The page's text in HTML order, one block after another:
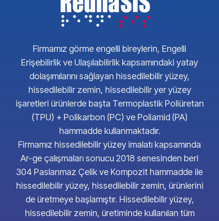
Firmamız görme engelli bireylerin, Engelli
Erişebilirlik ve Ulaşılabilirlik kapsamındaki yatay
dolaşımılarını sağlayan hissedilebilir yüzey,
hissedilebilir zemin, hissedilebilir yer yüzey
işaretleri ürünlerde başta Termoplastik Poliüretan
(TPU) + Polikarbon (PC) ve Poliamid (PA)
hammadde kullanmaktadır.
Firmamız hissedilebilir yüzey imalatı kapsamında
Ar-ge çalışmaları sonucu 2018 senesinden beri
304 Paslanmaz Çelik ve Kompozit hammadde ile
hissedilebilir yüzey, hissedilebilir zemin, ürünlerini
de üretmeye başlamıştır. Hissedilebilir yüzey,
hissedilebilir zemin, üretiminde kullanılan tüm